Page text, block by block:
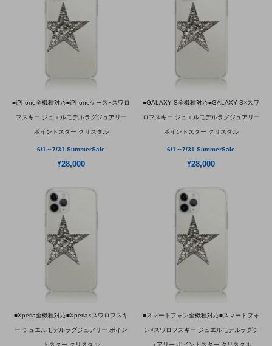
■iPhone全機種対応■iPhoneケース×スワロ
フスキー ジュエルモデルラグジュアリー
ポイントスター クリスタル
6/1～7/31 SummerSale
¥28,000
■GALAXY S全機種対応■GALAXY S×スワ
ロフスキー ジュエルモデルラグジュアリー
ポイントスター クリスタル
6/1～7/31 SummerSale
¥28,000
■Xperia全機種対応■Xperia×スワロフスキ
ー ジュエルモデルラグジュアリー ポイン
トスター クリスタル
■スマートフォン全機種対応■スマートフォ
ン×スワロフスキー ジュエルモデルラグジ
ュアリー ポイントスター クリスタル